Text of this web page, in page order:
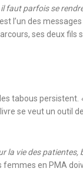
faut parfois se
l’un des
ses deux fils
tabous persistent.
se veut un outil
la vie des
femmes en PMA